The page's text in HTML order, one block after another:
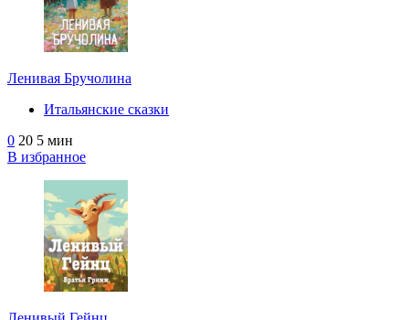
Ленивая Бручолина
Итальянские сказки
0 20 5 мин
В избранное